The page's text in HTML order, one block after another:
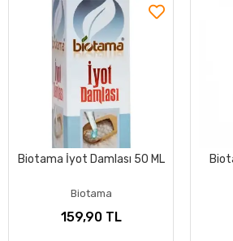
Biotama İyot Damlası 50 ML
Biotama
159,90 TL